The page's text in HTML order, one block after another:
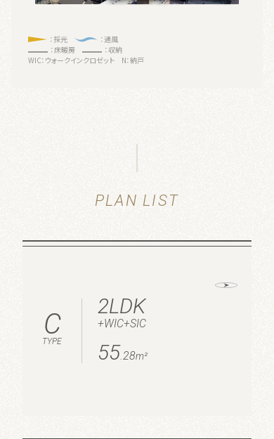
：採光
：通風
：床暖房
：収納
WIC：ウォークインクロゼット N：納戸
PLAN LIST
C
TYPE
2LDK
+WIC+SIC
55.28m²